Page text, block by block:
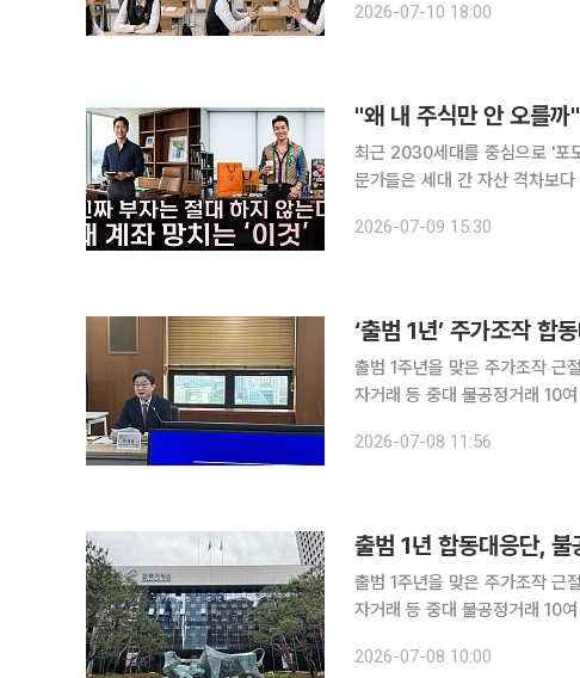
2026-07-10 18:00
"왜 내 주식만 안 오를
최근 2030세대를 중심으로 '
문가들은 세대 간 자산 격차보다 같은
의 자산 불안과 투자 심리, 세대
2026-07-09 15:30
출범 1주년을 맞은 주가조작 근
자거래 등 중대 불공정거래 10
는 서울 여의도 한국거래소에서
2026-07-08 11:56
출범 1년 합동대응단,
출범 1주년을 맞은 주가조작 근
자거래 등 중대 불공정거래 10
는 서울 여의도 한국거래소에서
2026-07-08 10:00